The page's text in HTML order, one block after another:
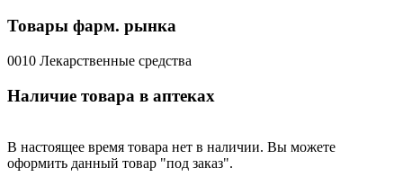
Товары фарм. рынка
0010 Лекарственные средства
Наличие товара в аптеках
В настоящее время товара нет в наличии. Вы можете
оформить данный товар "под заказ".